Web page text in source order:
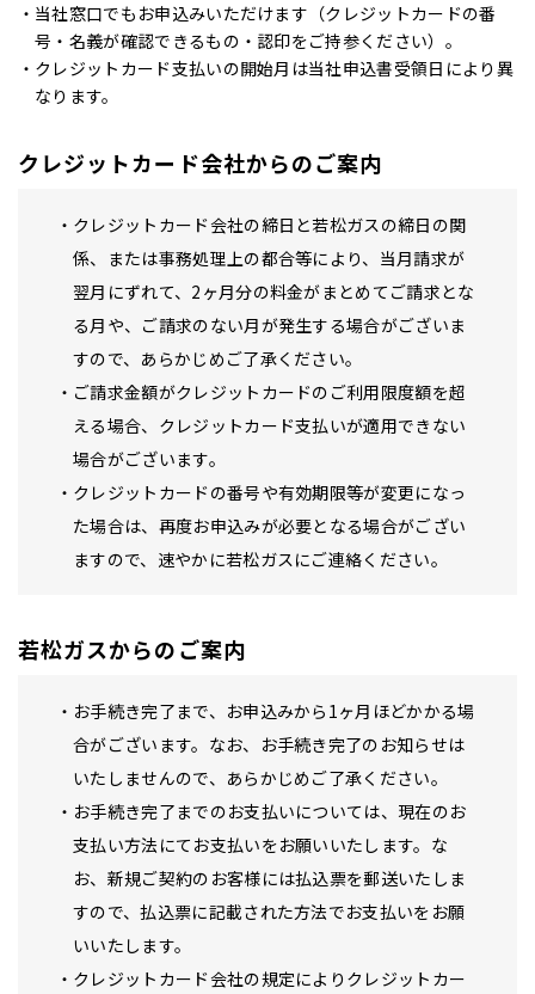
当社窓口でもお申込みいただけます（クレジットカードの番
号・名義が確認できるもの・認印をご持参ください）。
クレジットカード支払いの開始月は当社申込書受領日により異
なります。
クレジットカード会社からのご案内
クレジットカード会社の締日と若松ガスの締日の関
係、または事務処理上の都合等により、当月請求が
翌月にずれて、2ヶ月分の料金がまとめてご請求とな
る月や、ご請求のない月が発生する場合がございま
すので、あらかじめご了承ください。
ご請求金額がクレジットカードのご利用限度額を超
える場合、クレジットカード支払いが適用できない
場合がございます。
クレジットカードの番号や有効期限等が変更になっ
た場合は、再度お申込みが必要となる場合がござい
ますので、速やかに若松ガスにご連絡ください。
若松ガスからのご案内
お手続き完了まで、お申込みから1ヶ月ほどかかる場
合がございます。なお、お手続き完了のお知らせは
いたしませんので、あらかじめご了承ください。
お手続き完了までのお支払いについては、現在のお
支払い方法にてお支払いをお願いいたします。な
お、新規ご契約のお客様には払込票を郵送いたしま
すので、払込票に記載された方法でお支払いをお願
いいたします。
クレジットカード会社の規定によりクレジットカー